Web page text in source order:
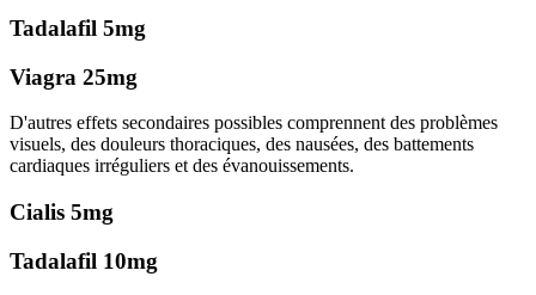
Tadalafil 5mg
Viagra 25mg
D'autres effets secondaires possibles comprennent des problèmes
visuels, des douleurs thoraciques, des nausées, des battements
cardiaques irréguliers et des évanouissements.
Cialis 5mg
Tadalafil 10mg